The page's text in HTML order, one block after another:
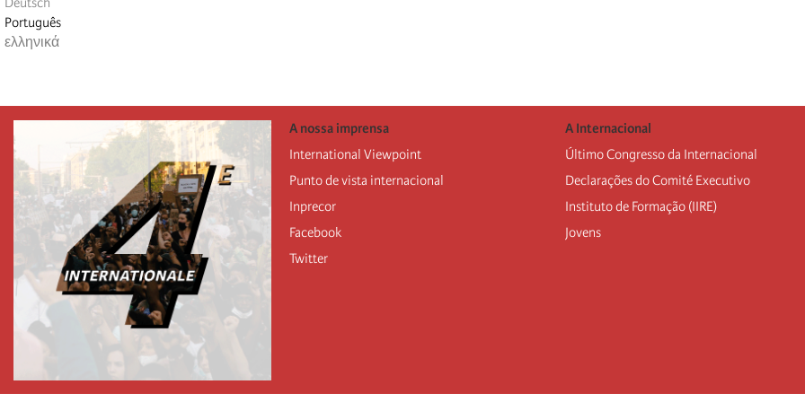
Português
ελληνικά
A nossa imprensa
International Viewpoint
Punto de vista internacional
Inprecor
Facebook
Twitter
A Internacional
Último Congresso da Internacional
Declarações do Comité Executivo
Instituto de Formação (IIRE)
Jovens